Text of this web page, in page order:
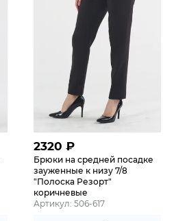
2320 ₽
Брюки на средней посадке
зауженные к низу 7/8
"Полоска Резорт"
коричневые
Артикул: 506-617